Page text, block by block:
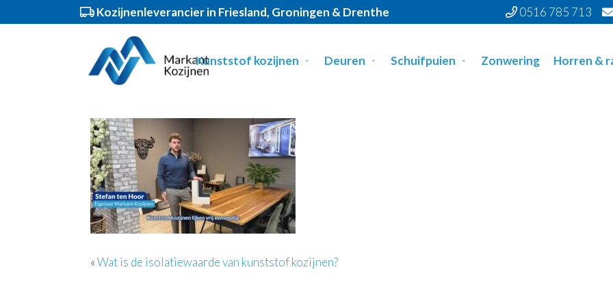
Kozijnenleverancier in Friesland, Groningen & Drenthe 0516 785 713
hoofdnavigatie
Header
Kunststof kozijnen Deuren Schuifpuien Zonwering Horren &
«Wat is de isolatiewaarde van kunststof kozijnen?